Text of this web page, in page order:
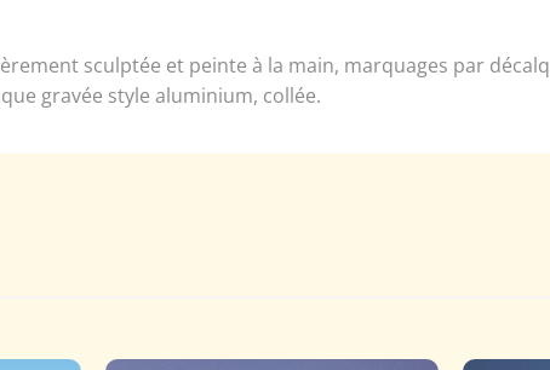
sculptée et peinte à la main, marquages par
gravée style aluminium, collée.